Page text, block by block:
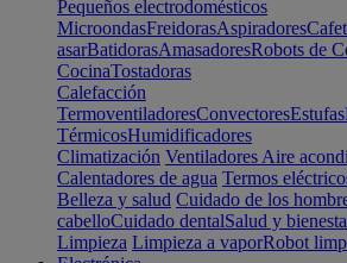
Pequeños electrodomésticos
MicroondasFreidorasAspiradores
asarBatidorasAmasadoresRobots de
CocinaTostadoras
Calefacción
TermoventiladoresConvectoresEstufas
TérmicosHumidificadores
Climatización Ventiladores Aire
Calentadores de agua Termos
Belleza y salud Cuidado de los
cabelloCuidado dentalSalud y
Limpieza Limpieza a vaporRobot